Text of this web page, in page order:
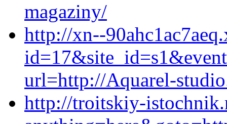
magaziny/
http://xn--
url=http://Aquarel-
http://troitskiy-